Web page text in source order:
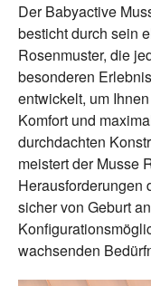
Der Babyactive
besticht durch sein
Rosenmuster, die
besonderen
entwickelt, um
Komfort und
durchdachten
meistert der Musse
Herausforderungen
sicher von Geburt
wachsenden